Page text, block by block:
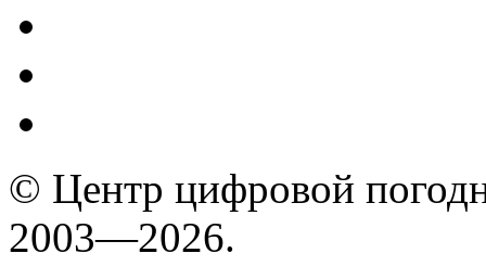
© Центр цифровой
2003—2026.